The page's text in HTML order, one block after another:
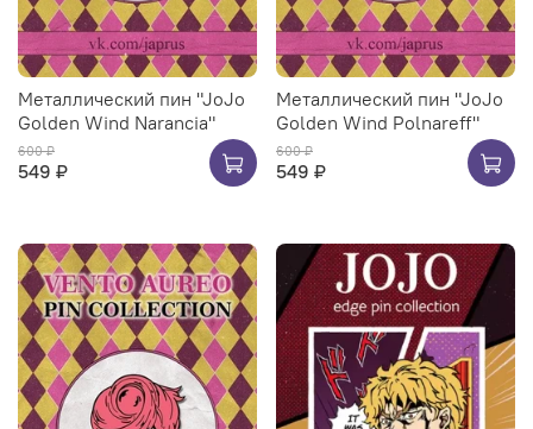
Металлический пин "JoJo
Golden Wind Narancia"
600 ₽
549 ₽
Металлический пин "JoJo
Golden Wind Polnareff"
600 ₽
549 ₽